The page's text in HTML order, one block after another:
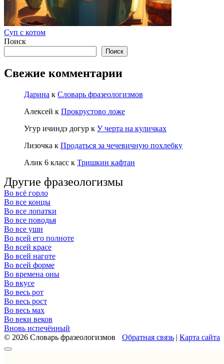
Суп с котом
Поиск
Поиск
Свежие комментарии
Дарина к Словарь фразеологизмов
Алексей к Прокрустово ложе
Угур ичиндэ догур к У черта на куличках
Лизочка к Продаться за чечевичную похлебку
Алик 6 класс к Тришкин кафтан
Другие фразеологизмы
Во всё горло
Во все концы
Во все лопатки
Во все поводья
Во все уши
Во всей его полноте
Во всей красе
Во всей наготе
Во всей форме
Во времена оны
Во вкусе
Во весь рот
Во весь рост
Во весь мах
Во веки веков
Вновь испечённый
© 2026 Словарь фразеологизмов
Обратная связь | Карта сайта